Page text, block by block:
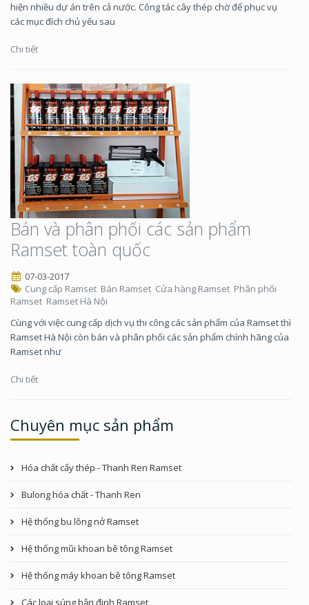
hiện nhiều dự án trên cả nước. Công tác cây thép chờ để phục vụ
các mục đích chủ yếu sau
Chi tiết
Bán và phân phối các sản phẩm
Ramset toàn quốc
07-03-2017
Cung cấp Ramset Bán Ramset Cửa hàng Ramset Phân phối
Ramset Ramset Hà Nội
Cùng với việc cung cấp dịch vụ thi công các sản phẩm của Ramset thì
Ramset Hà Nội còn bán và phân phối các sản phẩm chính hãng của
Ramset như
Chi tiết
Chuyên mục sản phẩm
Hóa chất cấy thép - Thanh Ren Ramset
Bulong hóa chất - Thanh Ren
Hệ thống bu lông nở Ramset
Hệ thống mũi khoan bê tông Ramset
Hệ thống máy khoan bê tông Ramset
Các loại súng bắn đinh Ramset